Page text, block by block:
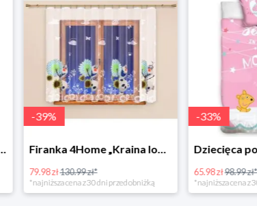
-39%
79.98 zł130.99 zł*
*najniższa cena z 30 dni przed obniżką
-33%
65.98 zł98.99 zł*
*najniższa cena z